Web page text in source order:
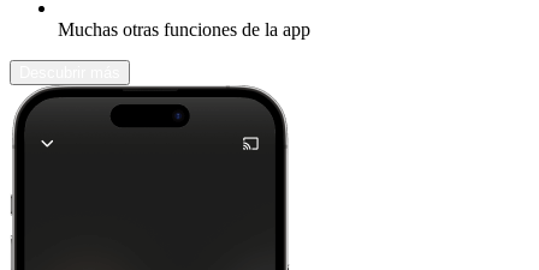
Muchas otras funciones de la app